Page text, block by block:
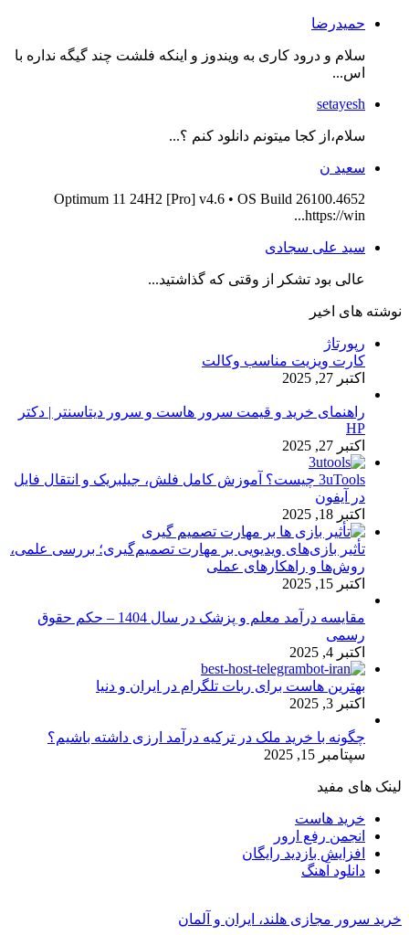
حمیدرضا
سلام و درود کاری به ویندوز و اینکه فلشت چند گیگه نداره با
اس...
setayesh
سلام،از کجا میتونم دانلود کنم ؟...
سعید ن
Optimum 11 24H2 [Pro] v4.6 • OS Build 26100.4652
https://win...
سید علی سجادی
عالی بود تشکر از وقتی که گذاشتید...
نوشته های اخیر
رپورتاژ
کارت ویزیت مناسب وکالت
اکتبر 27, 2025
راهنمای خرید و قیمت سرور هاست و سرور دیتاسنتر | دکتر
HP
اکتبر 27, 2025
3uTools چیست؟ آموزش کامل فلش، جیلبریک و انتقال فایل
در آیفون
اکتبر 18, 2025
تأثیر بازی‌های ویدیویی بر مهارت تصمیم‌گیری؛ بررسی علمی،
روش‌ها و راهکارهای عملی
اکتبر 15, 2025
مقایسه درآمد معلم و پزشک در سال 1404 – حکم حقوق
رسمی
اکتبر 4, 2025
بهترین هاست برای ربات تلگرام در ایران و دنیا
اکتبر 3, 2025
چگونه با خرید ملک در ترکیه درآمد ارزی داشته باشیم؟
سپتامبر 15, 2025
لینک های مفید
خرید هاست
انجمن رفع ارور
افزایش بازدید رایگان
دانلود آهنگ
خرید سرور مجازی هلند، ایران و آلمان